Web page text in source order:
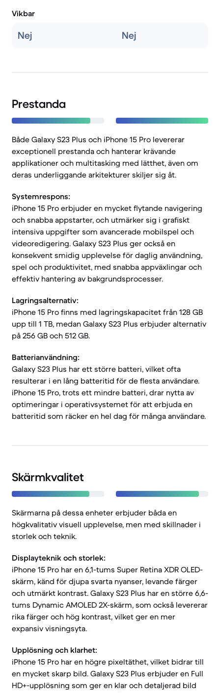
Vikbar
Nej Nej
Prestanda
Både Galaxy S23 Plus och iPhone 15 Pro levererar
exceptionell prestanda och hanterar krävande
applikationer och multitasking med lätthet, även om
deras underliggande arkitekturer skiljer sig åt.
Systemrespons:
iPhone 15 Pro erbjuder en mycket flytande navigering
och snabba appstarter, och utmärker sig i grafiskt
intensiva uppgifter som avancerade mobilspel och
videoredigering. Galaxy S23 Plus ger också en
konsekvent smidig upplevelse för daglig användning,
spel och produktivitet, med snabba appväxlingar och
effektiv hantering av bakgrundsprocesser.
Lagringsalternativ:
iPhone 15 Pro finns med lagringskapacitet från 128 GB
upp till 1 TB, medan Galaxy S23 Plus erbjuder alternativ
på 256 GB och 512 GB.
Batterianvändning:
Galaxy S23 Plus har ett större batteri, vilket ofta
resulterar i en lång batteritid för de flesta användare.
iPhone 15 Pro, trots ett mindre batteri, drar nytta av
optimeringar i operativsystemet för att erbjuda en
batteritid som räcker en hel dag för många användare.
Skärmkvalitet
Skärmarna på dessa enheter erbjuder båda en
högkvalitativ visuell upplevelse, men med skillnader i
storlek och teknik.
Displayteknik och storlek:
iPhone 15 Pro har en 6,1-tums Super Retina XDR OLED-
skärm, känd för djupa svarta nyanser, levande färger
och utmärkt kontrast. Galaxy S23 Plus har en större 6,6-
tums Dynamic AMOLED 2X-skärm, som också levererar
rika färger och hög kontrast, vilket ger en mer
expansiv visningsyta.
Upplösning och klarhet:
iPhone 15 Pro har en högre pixeltäthet, vilket bidrar till
en mycket skarp bild. Galaxy S23 Plus erbjuder en Full
HD+-upplösning som ger en klar och detaljerad bild